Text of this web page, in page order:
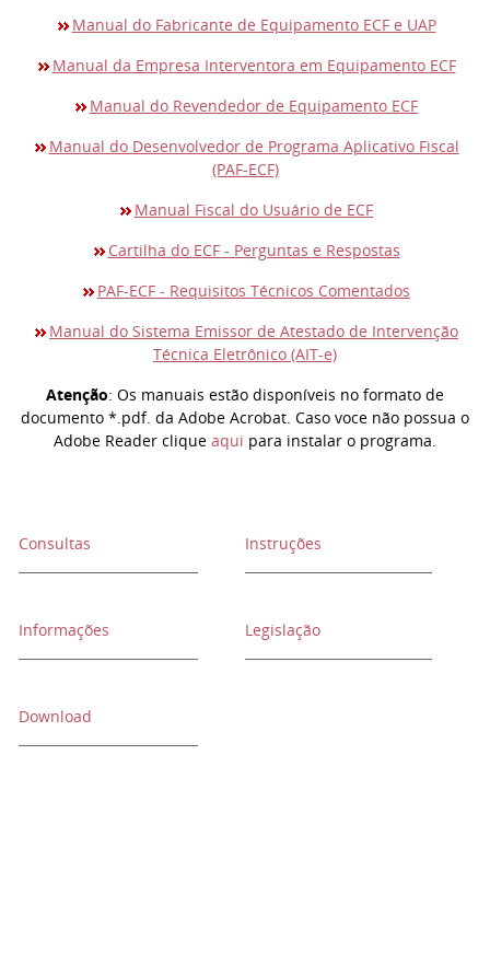
Manual do Fabricante de Equipamento ECF e UAP
Manual da Empresa Interventora em Equipamento ECF
Manual do Revendedor de Equipamento ECF
Manual do Desenvolvedor de Programa Aplicativo Fiscal
(PAF-ECF)
Manual Fiscal do Usuário de ECF
Cartilha do ECF - Perguntas e Respostas
PAF-ECF - Requisitos Técnicos Comentados
Manual do Sistema Emissor de Atestado de Intervenção
Técnica Eletrônico (AIT-e)
Atenção: Os manuais estão disponíveis no formato de
documento *.pdf. da Adobe Acrobat. Caso voce não possua o
Adobe Reader clique aqui para instalar o programa.
Consultas
Informações
Download
Instruções
Legislação